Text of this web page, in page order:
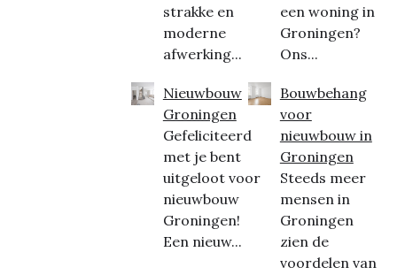
strakke en
moderne
afwerking...
Nieuwbouw
Groningen
Gefeliciteerd
met je bent
uitgeloot voor
nieuwbouw
Groningen!
Een nieuw...
een woning in
Groningen?
Ons...
Bouwbehang
voor
nieuwbouw in
Groningen
Steeds meer
mensen in
Groningen
zien de
voordelen van